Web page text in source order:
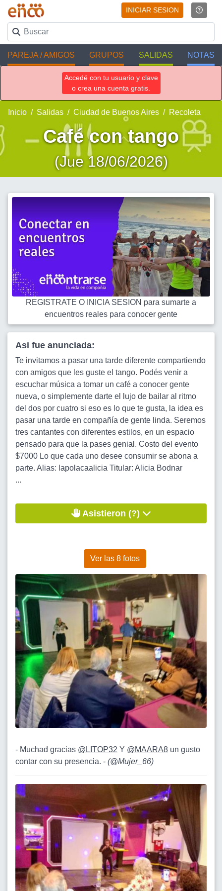
INICIAR SESION
PAREJA / AMIGOS GRUPOS SALIDAS NOTAS
Accedé con tu usuario y clave
o crea una cuenta gratis.
Inicio Salidas Ciudad de Buenos Aires Recoleta
Café con tango
(Jue 18/06/2026)
REGISTRATE O INICIA SESION para sumarte a
encuentros reales para conocer gente
Asi fue anunciada:
Te invitamos a pasar una tarde diferente compartiendo
con amigos que les guste el tango. Podés venir a
escuchar música a tomar un café a conocer gente
nueva, o simplemente darte el lujo de bailar al ritmo
del dos por cuatro si eso es lo que te gusta, la idea es
pasar una tarde en compañía de gente linda. Seremos
tres cantantes con diferentes estilos, en un espacio
pensado para que la pases genial. Costo del evento
$7000 Lo que cada uno desee consumir se abona a
parte. Alias: lapolacaalicia Titular: Alicia Bodnar
...
Asistieron (?)
Ver las 8 fotos
- Muchad gracias @LITOP32 Y @MAARA8 un gusto
contar con su presencia. - (@Mujer_66)